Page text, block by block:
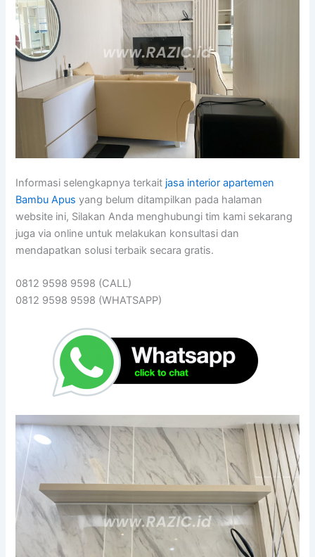
Informasi selengkapnya terkait jasa interior apartemen
Bambu Apus yang belum ditampilkan pada halaman
website ini, Silakan Anda menghubungi tim kami sekarang
juga via online untuk melakukan konsultasi dan
mendapatkan solusi terbaik secara gratis.
0812 9598 9598 (CALL)
0812 9598 9598 (WHATSAPP)